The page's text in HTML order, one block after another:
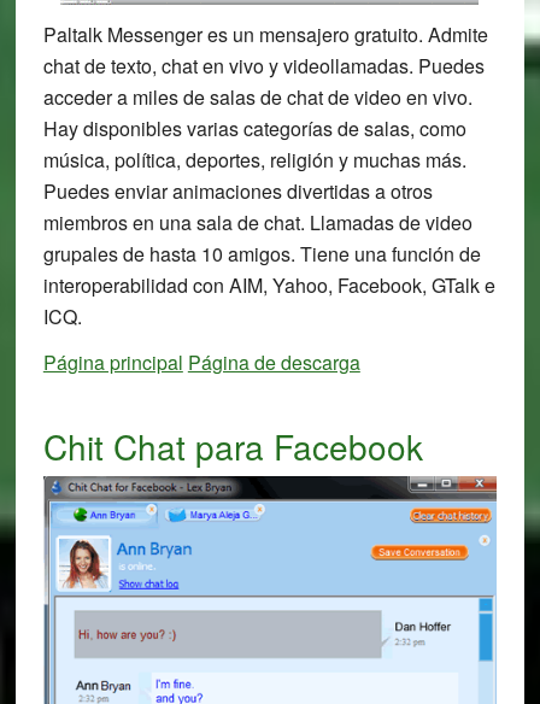
Paltalk Messenger es un mensajero gratuito. Admite
chat de texto, chat en vivo y videollamadas. Puedes
acceder a miles de salas de chat de video en vivo.
Hay disponibles varias categorías de salas, como
música, política, deportes, religión y muchas más.
Puedes enviar animaciones divertidas a otros
miembros en una sala de chat. Llamadas de video
grupales de hasta 10 amigos. Tiene una función de
interoperabilidad con AIM, Yahoo, Facebook, GTalk e
ICQ.
Página principal Página de descarga
Chit Chat para Facebook